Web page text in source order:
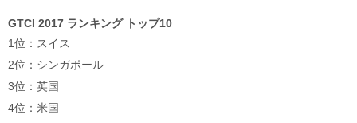
GTCI 2017 ランキング トップ10
1位：スイス
2位：シンガポール
3位：英国
4位：米国